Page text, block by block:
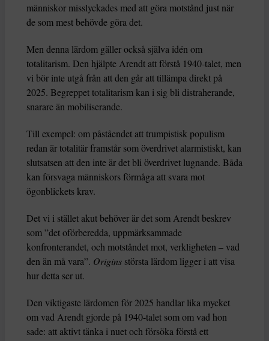
människor misslyckades med att göra motstånd just när
de som mest behövde göra det.
Men denna lärdom gäller också själva idén om
totalitarism. Den hjälpte Arendt att förstå 1940-talet, men
vi bör inte utgå från att den går att tillämpa direkt på
2025. Begreppet totalitarism kan i sig bli distraherande,
snarare än mobiliserande.
Till exempel: om påståendet att trumpistisk populism
redan är totalitär framstår som överdrivet alarmistiskt, kan
slutsatsen att den inte är det bli överdrivet lugnande. Båda
kan försvaga människors förmåga att svara mot
ögonblickets krav.
Det vi i stället akut behöver är det som Arendt beskrev
som ”det oförberedda, uppmärksammade
konfronterandet, och motståndet mot, verkligheten – vad
den än må vara”. Origins största lärdom ligger i att visa
hur detta ser ut.
Den viktigaste lärdomen för 2025 handlar lika mycket
om vad Arendt gjorde på 1940-talet som om vad hon
sade: att aktivt tänka i nuet och försöka förstå ett